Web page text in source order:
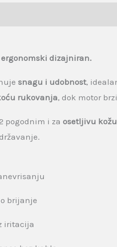
dizajniran.
snagu i udobnost,
rukovanja, dok motor
pogodnim i za osetljivu kožu
brijanje
iritacija